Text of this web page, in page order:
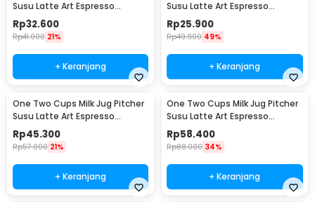
Susu Latte Art Espresso
Stainless Steel 350ml - J068
Rp32.600
Rp41.000 21%
+ Keranjang
Susu Latte Art Espresso
Stainless Steel 150ml - J068
Rp25.900
Rp49.900 49%
+ Keranjang
One Two Cups Milk Jug Pitcher
Susu Latte Art Espresso
Stainless Steel 600ml - J068
Rp45.300
Rp57.000 21%
+ Keranjang
One Two Cups Milk Jug Pitcher
Susu Latte Art Espresso
Stainless Steel 900ml - J068
Rp58.400
Rp88.000 34%
+ Keranjang